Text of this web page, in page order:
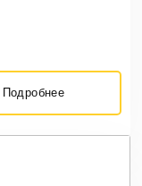
Подробнее